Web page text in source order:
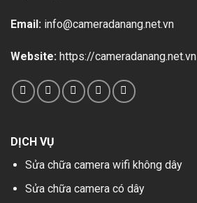
Email: info@cameradanang.net.vn
Website: https://cameradanang.net.vn
DỊCH VỤ
Sửa chữa camera wifi không dây
Sửa chữa camera có dây